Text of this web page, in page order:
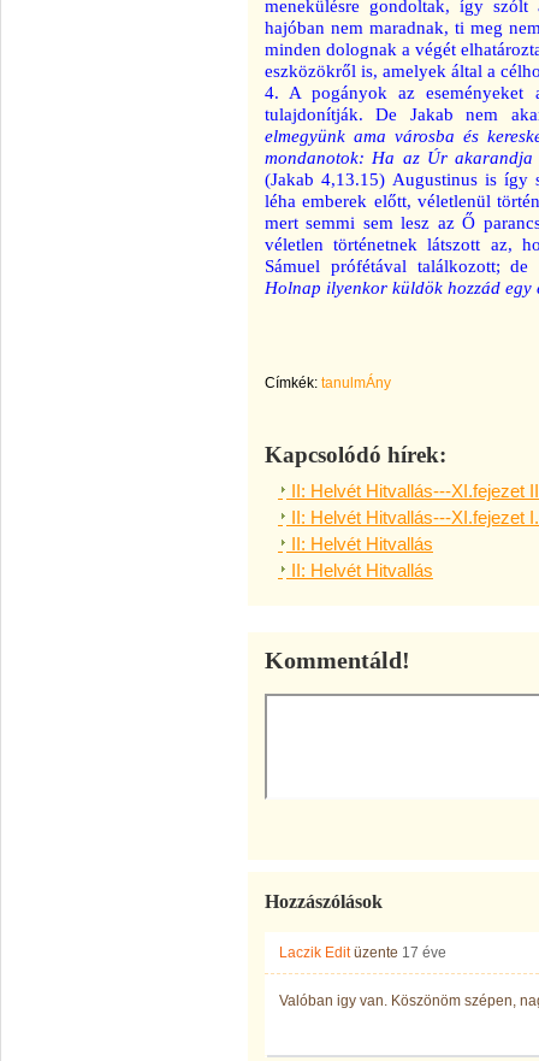
menekülésre gondoltak, így
hajóban nem maradnak, ti meg
minden dolognak a végét
eszközökről is, amelyek által a
4. A pogányok az
tulajdonítják. De Jakab nem
elmegyünk ama városba és
mondanotok: Ha az Úr
(Jakab 4,13.15) Augustinus is
léha emberek előtt, véletlenül
mert semmi sem lesz az Ő
véletlen történetnek látszott az,
Sámuel prófétával találkozott;
Holnap ilyenkor küldök hozzád
Címkék: tanulmÁny
Kapcsolódó hírek:
II: Helvét Hitvallás---XI.fejezet
II: Helvét Hitvallás---XI.fejezet
II: Helvét Hitvallás
II: Helvét Hitvallás
Kommentáld!
Hozzászólások
Laczik Editüzente 17 éve
Valóban igy van. Köszönöm szépen,